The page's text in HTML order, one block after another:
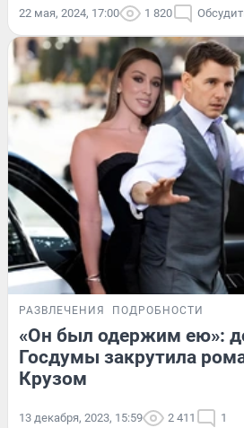
22 мая, 2024, 17:00 1 820
РАЗВЛЕЧЕНИЯ ПОДРОБНОСТИ
«Он был одержим ею»:
Госдумы закрутила
Крузом
13 декабря, 2023, 15:59 2 411 1